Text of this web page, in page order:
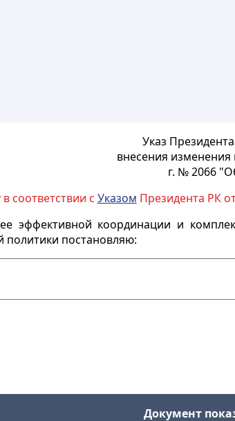
Указ
внесения изменения
г. № 2066
соответствии с Указом Президента РК
эффективной координации и
политики постановляю:
Документ